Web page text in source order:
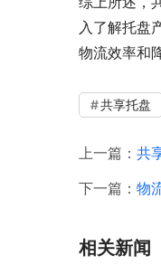
入了解托盘
物流效率和
共享托盘
上一篇： 共
下一篇： 物
相关新闻